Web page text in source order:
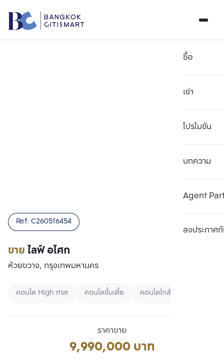
ซื้อ
เช่า
โปรโมชัน
บทความ
Agent
ลงประกาศกั
ขายไลฟ์ อโศก
Ref: C260516454
ห้วยขวาง, กรุงเทพมหานคร
คอนโด High rise คอนโดชั้นเตี้ย คอนโดใกล้มหาลัย
ราคาขาย
9,990,000 บาท
เปรียบเทียบ